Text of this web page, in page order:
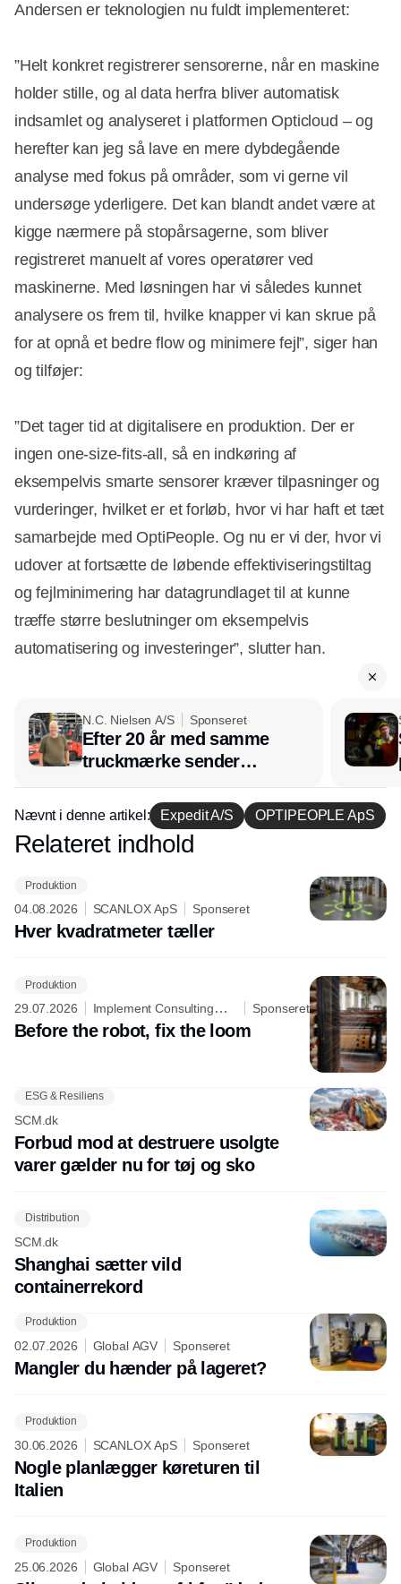
Andersen er teknologien nu fuldt implementeret:
”Helt konkret registrerer sensorerne, når en maskine
holder stille, og al data herfra bliver automatisk
indsamlet og analyseret i platformen Opticloud – og
herefter kan jeg så lave en mere dybdegående
analyse med fokus på områder, som vi gerne vil
undersøge yderligere. Det kan blandt andet være at
kigge nærmere på stopårsagerne, som bliver
registreret manuelt af vores operatører ved
maskinerne. Med løsningen har vi således kunnet
analysere os frem til, hvilke knapper vi kan skrue på
for at opnå et bedre flow og minimere fejl”, siger han
og tilføjer:
”Det tager tid at digitalisere en produktion. Der er
ingen one-size-fits-all, så en indkøring af
eksempelvis smarte sensorer kræver tilpasninger og
vurderinger, hvilket er et forløb, hvor vi har haft et tæt
samarbejde med OptiPeople. Og nu er vi der, hvor vi
udover at fortsætte de løbende effektiviseringstiltag
og fejlminimering har datagrundlaget til at kunne
træffe større beslutninger om eksempelvis
automatisering og investeringer”, slutter han.
N.C. Nielsen A/S Sponseret
Efter 20 år med samme
truckmærke sender
lagerchef stafetten videre
hos INOX
Nævnt i denne artikel: Expedit A/S OPTIPEOPLE ApS
Annonce
Relateret indhold
Produktion
04.08.2026 SCANLOX ApS Sponseret
Hver kvadratmeter tæller
Produktion
29.07.2026
Implement Consulting
Group
Sponseret
Before the robot, fix the loom
ESG & Resiliens
SCM.dk
Forbud mod at destruere usolgte
varer gælder nu for tøj og sko
Distribution
SCM.dk
Shanghai sætter vild
containerrekord
Produktion
02.07.2026 Global AGV Sponseret
Mangler du hænder på lageret?
Produktion
30.06.2026 SCANLOX ApS Sponseret
Nogle planlægger køreturen til
Italien
Produktion
25.06.2026 Global AGV Sponseret